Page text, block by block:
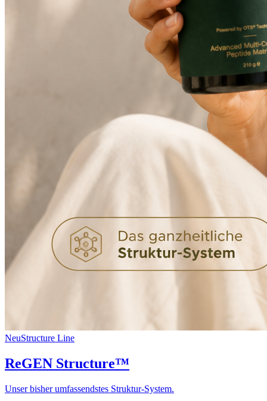
NeuStructure Line
ReGEN Structure™
Unser bisher umfassendstes Struktur-System.